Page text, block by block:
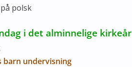
polsk
i det alminnelige kirkeår
barn undervisning